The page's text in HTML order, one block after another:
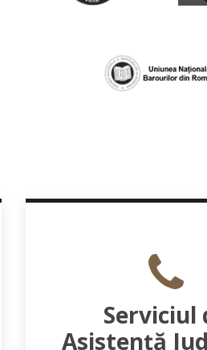
Serviciul
Asistență